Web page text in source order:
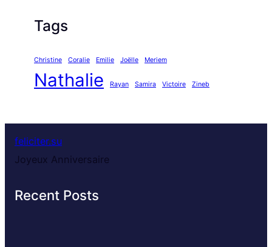
Tags
Christine Coralie Emilie Joëlle Meriem
Nathalie Rayan Samira Victoire Zineb
feliciter.su
Joyeux Anniversaire
Recent Posts